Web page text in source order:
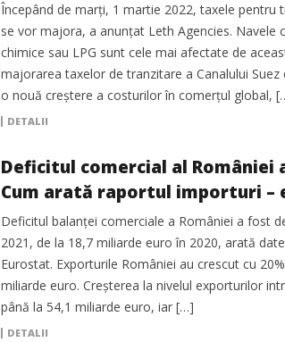
Începând de marți, 1 martie 2022, taxele pentru
se vor majora, a anunțat Leth Agencies. Navele
chimice sau LPG sunt cele mai afectate de
majorarea taxelor de tranzitare a Canalului Suez
o nouă creștere a costurilor în comerțul global,
DETALII
Deficitul comercial al României
Cum arată raportul importuri –
Deficitul balanței comerciale a României a fost
2021, de la 18,7 miliarde euro în 2020, arată
Eurostat. Exporturile României au crescut cu
miliarde euro. Creșterea la nivelul exporturilor
până la 54,1 miliarde euro, iar […]
DETALII